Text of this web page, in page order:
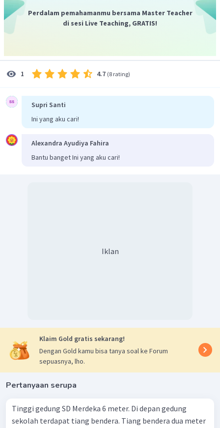
=
=
800 cm
800÷4
÷ 4
Jadi, skala pada gambar adalah1 : 200
Perdalam pemahamanmu bersama Master Teacher
di sesi Live Teaching, GRATIS!
1 4.7 (8 rating)
Supri Santi
Ini yang aku cari!
Alexandra Ayudiya Fahira
Bantu banget Ini yang aku cari!
Iklan
Klaim Gold gratis sekarang!
Dengan Gold kamu bisa tanya soal ke Forum
sepuasnya, lho.
Pertanyaan serupa
Tinggi gedung SD Merdeka 6 meter. Di depan gedung
sekolah terdapat tiang bendera. Tiang bendera dua meter